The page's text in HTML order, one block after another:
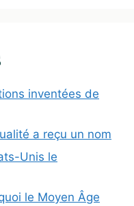
inventées de
a reçu un nom
Unis le
le Moyen Âge